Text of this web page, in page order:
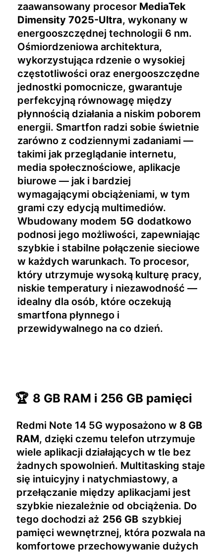
zaawansowany procesor MediaTek
Dimensity 7025-Ultra, wykonany w
energooszczędnej technologii 6 nm.
Ośmiordzeniowa architektura,
wykorzystująca rdzenie o wysokiej
częstotliwości oraz energooszczędne
jednostki pomocnicze, gwarantuje
perfekcyjną równowagę między
płynnością działania a niskim poborem
energii. Smartfon radzi sobie świetnie
zarówno z codziennymi zadaniami —
takimi jak przeglądanie internetu,
media społecznościowe, aplikacje
biurowe — jak i bardziej
wymagającymi obciążeniami, w tym
grami czy edycją multimediów.
Wbudowany modem 5G dodatkowo
podnosi jego możliwości, zapewniając
szybkie i stabilne połączenie sieciowe
w każdych warunkach. To procesor,
który utrzymuje wysoką kulturę pracy,
niskie temperatury i niezawodność —
idealny dla osób, które oczekują
smartfona płynnego i
przewidywalnego na co dzień.
🏆 8 GB RAM i 256 GB pamięci
Redmi Note 14 5G wyposażono w 8 GB
RAM, dzięki czemu telefon utrzymuje
wiele aplikacji działających w tle bez
żadnych spowolnień. Multitasking staje
się intuicyjny i natychmiastowy, a
przełączanie między aplikacjami jest
szybkie niezależnie od obciążenia. Do
tego dochodzi aż 256 GB szybkiej
pamięci wewnętrznej, która pozwala na
komfortowe przechowywanie dużych